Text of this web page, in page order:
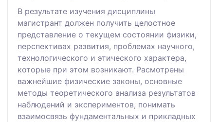
В результате изучения дисциплины
магистрант должен получить целостное
представление о текущем состоянии физики,
перспективах развития, проблемах научного,
технологического и этического характера,
которые при этом возникают. Расмотрены
важнейшие физические законы, основные
методы теоретического анализа результатов
наблюдений и экспериментов, понимать
взаимосвязь фундаментальных и прикладных